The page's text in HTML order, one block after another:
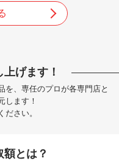
げます！
を、専任のプロが各専門店と
します！
ださい。
とは？